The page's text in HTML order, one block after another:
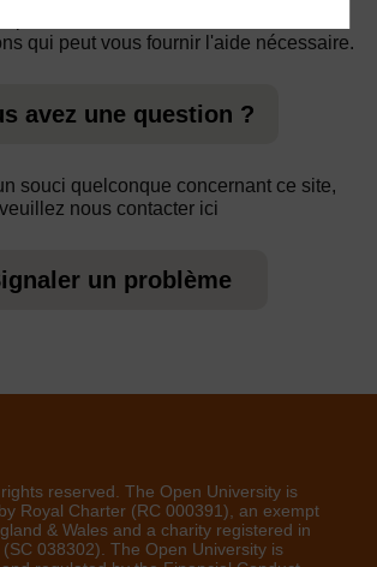
qui peut vous fournir l'aide nécessaire.
avez une question ?
souci quelconque concernant ce site,
veuillez nous contacter ici
un problème
reserved. The Open University is
Royal Charter (RC 000391), an exempt
& Wales and a charity registered in
(SC 038302). The Open University is